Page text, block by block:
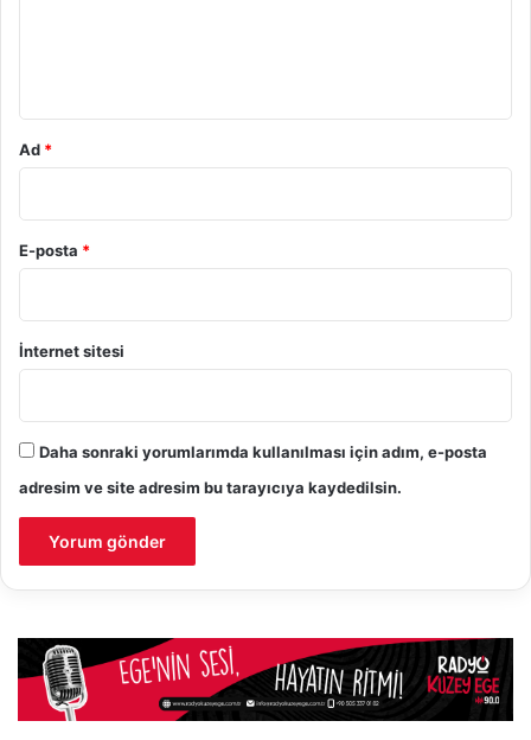
Ad *
E-posta *
İnternet sitesi
Daha sonraki yorumlarımda kullanılması için adım, e-posta
adresim ve site adresim bu tarayıcıya kaydedilsin.